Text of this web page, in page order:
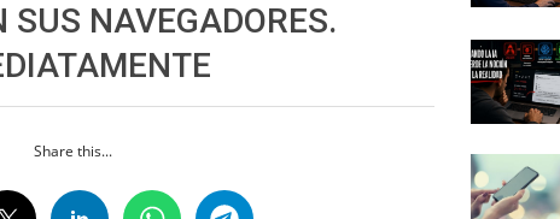
NAVEGADORES.
Share this...